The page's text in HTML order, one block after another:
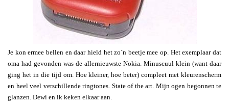
Je kon ermee bellen en daar hield het zo´n beetje mee op. Het exemplaar dat
oma had gevonden was de allernieuwste Nokia. Minuscuul klein (want daar
ging het in die tijd om. Hoe kleiner, hoe beter) compleet met kleurenscherm
en heel veel verschillende ringtones. State of the art. Mijn ogen begonnen te
glanzen. Dewi en ik keken elkaar aan.